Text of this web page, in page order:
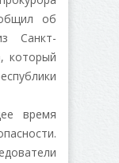
об
Санкт-
который
время